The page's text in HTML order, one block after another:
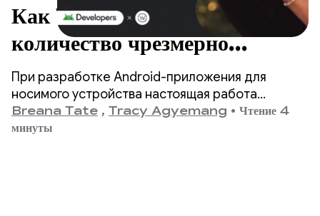
Как WHOOP сократил
количество чрезмерно
частичных сеансов
блокировки экрана более чем
на 90%.
При разработке Android-приложения для
носимого устройства настоящая работа
начинается, когда экран выключается.
Breana Tate , Tracy Agyemang • Чтение 4
минуты